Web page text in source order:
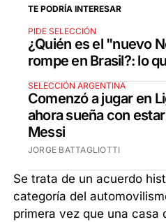
TE PODRÍA INTERESAR
PIDE SELECCIÓN
¿Quién es el "nuevo
rompe en Brasil?: lo
SELECCIÓN ARGENTINA
Comenzó a jugar en
ahora sueña con
Messi
JORGE BATTAGLIOTTI
Se trata de un acuerdo
categoría del
primera vez que una casa